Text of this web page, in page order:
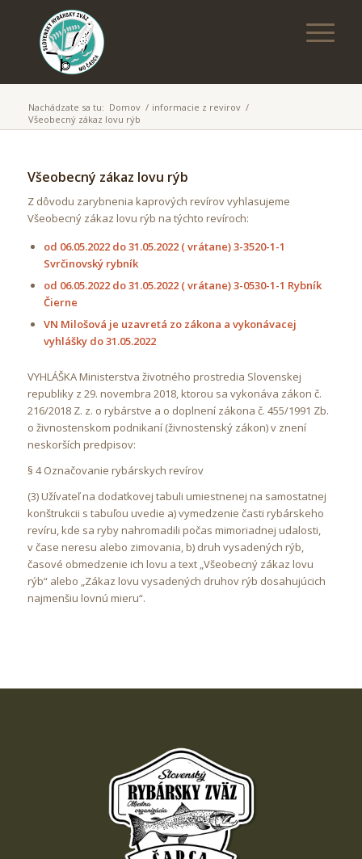
Nachádzate sa tu: Domov / informacie z revirov /
Všeobecný zákaz lovu rýb
Všeobecný zákaz lovu rýb
Z dôvodu zarybnenia kaprových revírov vyhlasujeme
Všeobecný zákaz lovu rýb na týchto revíroch:
od 06.05.2022 do 31.05.2022 ( vrátane) 3-3520-1-1
Svrčinovský rybník
od 06.05.2022 do 31.05.2022 ( vrátane) 3-0530-1-1 Rybník
Čierne
VN Milošová je uzavretá zo zákona a vykonávacej
vyhlášky do 31.05.2022
VYHLÁŠKA Ministerstva životného prostredia Slovenskej
republiky z 29. novembra 2018, ktorou sa vykonáva zákon č.
216/2018 Z. z. o rybárstve a o doplnení zákona č. 455/1991 Zb.
o živnostenskom podnikaní (živnostenský zákon) v znení
neskorších predpisov:
§ 4 Označovanie rybárskych revírov
(3) Užívateľ na dodatkovej tabuli umiestnenej na samostatnej
konštrukcii s tabuľou uvedie a) vymedzenie časti rybárskeho
revíru, kde sa ryby nahromadili počas mimoriadnej udalosti,
v čase neresu alebo zimovania, b) druh vysadených rýb,
časové obmedzenie ich lovu a text „Všeobecný zákaz lovu
rýb“ alebo „Zákaz lovu vysadených druhov rýb dosahujúcich
najmenšiu lovnú mieru“.